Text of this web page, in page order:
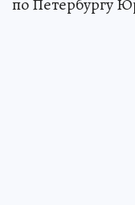
по Петербургу